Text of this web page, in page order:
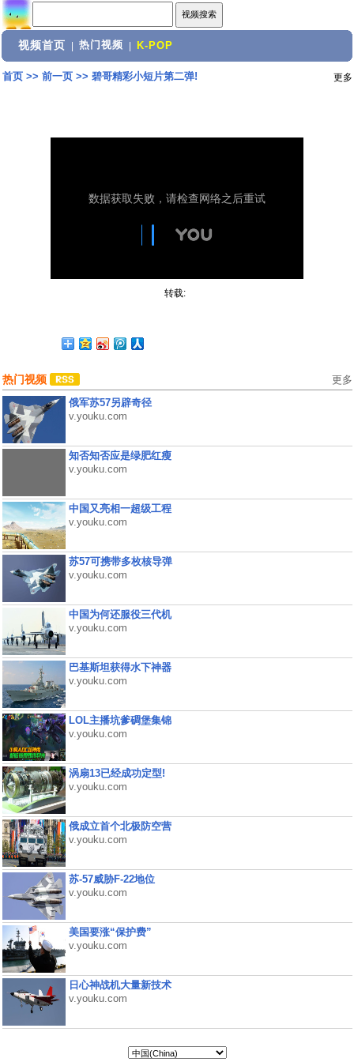
视频首页 热门视频 K-POP
首页>> 前一页>> 碧哥精彩小短片第二弹! 更多
转载:
热门视频 更多
俄军苏57另辟奇径
v.youku.com
知否知否应是绿肥红瘦
v.youku.com
中国又亮相一超级工程
v.youku.com
苏57可携带多枚核导弹
v.youku.com
中国为何还服役三代机
v.youku.com
巴基斯坦获得水下神器
v.youku.com
LOL主播坑爹碉堡集锦
v.youku.com
涡扇13已经成功定型!
v.youku.com
俄成立首个北极防空营
v.youku.com
苏-57威胁F-22地位
v.youku.com
美国要涨“保护费”
v.youku.com
日心神战机大量新技术
v.youku.com